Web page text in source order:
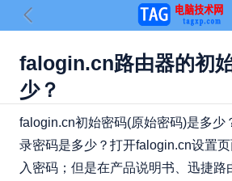
falogin.cn路由器的初
少？
falogin.cn初始密码(原始密码)是多少
录密码是多少？打开falogin.cn设置
入密码；但是在产品说明书、迅捷路